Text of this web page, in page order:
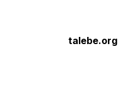
talebe.org